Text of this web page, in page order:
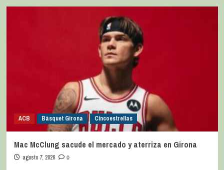
ACB Bàsquet Girona Cincoestrellas
Mac McClung sacude el mercado y aterriza en Girona
agosto 7, 2026 0